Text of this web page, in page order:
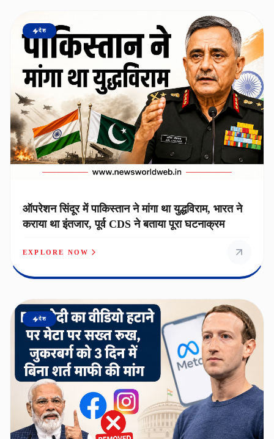
देश
ऑपरेशन सिंदूर में पाकिस्तान ने मांगा था युद्धविराम, भारत ने
कराया था इंतजार, पूर्व CDS ने बताया पूरा घटनाक्रम
EXPLORE NOW
देश